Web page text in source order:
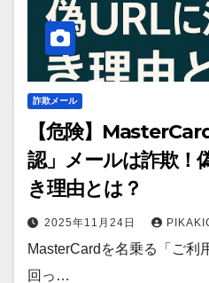
詐欺メール
【危険】
認」メールは詐欺！
き理由とは？
2025年11月24日
MasterCardを名乗る「ご利
回っ…